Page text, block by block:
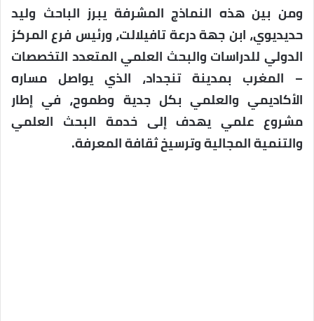
ومن بين هذه النماذج المشرفة يبرز الباحث وليد
حديديوي، ابن جهة درعة تافيلالت، ورئيس فرع المركز
الدولي للدراسات والبحث العلمي المتعدد التخصصات
– المغرب بمدينة تنجداد، الذي يواصل مساره
الأكاديمي والعلمي بكل جدية وطموح، في إطار
مشروع علمي يهدف إلى خدمة البحث العلمي
والتنمية المجالية وترسيخ ثقافة المعرفة.